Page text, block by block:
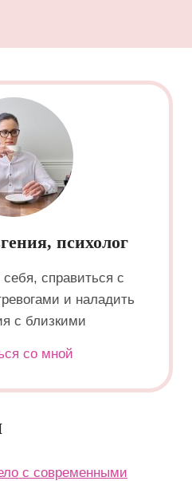
психолог
справиться с
и наладить
с близкими
со мной
с современными